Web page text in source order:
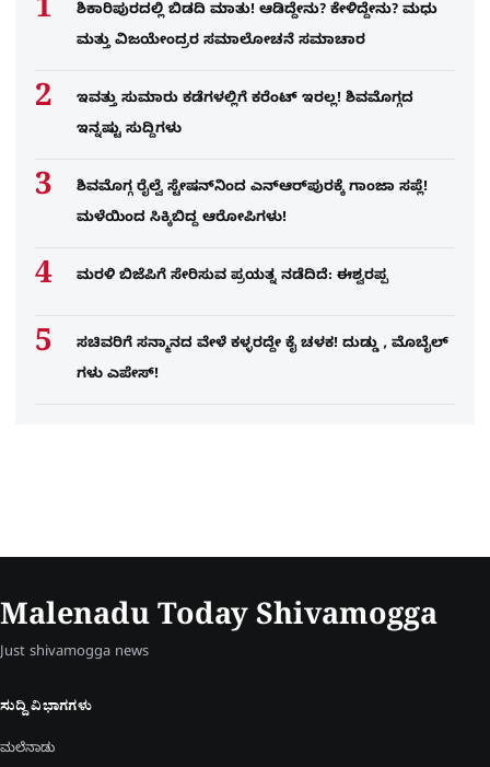
ಶಿಕಾರಿಪುರದಲ್ಲಿ ಬಿಡದಿ ಮಾತು! ಆಡಿದ್ದೇನು? ಕೇಳಿದ್ದೇನು? ಮಧು
ಮತ್ತು ವಿಜಯೇಂದ್ರರ ಸಮಾಲೋಚನೆ ಸಮಾಚಾರ
ಇವತ್ತು ಸುಮಾರು ಕಡೆಗಳಲ್ಲಿಗೆ ಕರೆಂಟ್ ಇರಲ್ಲ! ಶಿವಮೊಗ್ಗದ
ಇನ್ನಷ್ಟು ಸುದ್ದಿಗಳು
ಶಿವಮೊಗ್ಗ ರೈಲ್ವೆ ಸ್ಟೇಷನ್​​ನಿಂದ ಎನ್​ಆರ್​ಪುರಕ್ಕೆ ಗಾಂಜಾ ಸಪ್ಲೆ!
ಮಳೆಯಿಂದ ಸಿಕ್ಕಿಬಿದ್ದ ಆರೋಪಿಗಳು!
ಮರಳಿ ಬಿಜೆಪಿಗೆ ಸೇರಿಸುವ ಪ್ರಯತ್ನ ನಡೆದಿದೆ: ಈಶ್ವರಪ್ಪ
ಸಚಿವರಿಗೆ ಸನ್ಮಾನದ ವೇಳೆ ಕಳ್ಳರದ್ದೇ ಕೈ ಚಳಕ! ದುಡ್ಡು , ಮೊಬೈಲ್​
ಗಳು ಎಪೇಸ್!
Malenadu Today Shivamogga
Just shivamogga news
ಸುದ್ದಿ ವಿಭಾಗಗಳು
ಮಲೆನಾಡು